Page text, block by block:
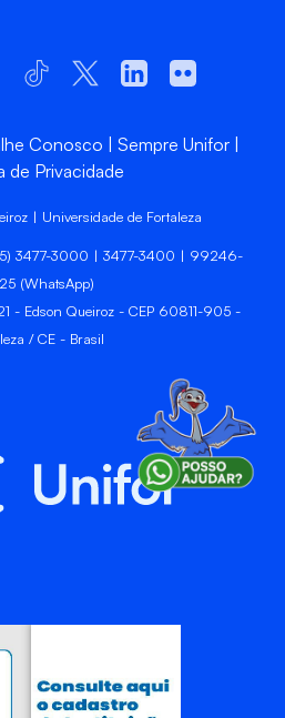
Conosco
Sempre Unifor
de Privacidade
| Universidade de Fortaleza
3477-3000 | 3477-3400 | 99246-
(WhatsApp)
- Edson Queiroz - CEP 60811-905 -
/ CE - Brasil